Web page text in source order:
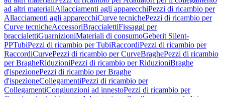
ad altri materialiAllacciamenti agli apparecchiPezzi di ricambio per
Allacciamenti agli apparecchiCurve tecnichePezzi di ricambio per
Curve tecnicheAccessoriBraccialettiFissaggi per
braccialettiGuarnizioniMateriali di consumoGeberit Silent-
PPTubiPezzi di ricambio per TubiRaccordiPezzi di ricambio per
RaccordiCurvePezzi di ricambio per CurveBraghePezzi di ricambio
per BragheRiduzioniPezzi di ricambio per RiduzioniBraghe
d'ispezionePezzi di ricambio per Braghe
d'ispezioneCollegamentiPezzi di ricambio per
CollegamentiCongiunzioni ad innestoPezzi di ricambio per